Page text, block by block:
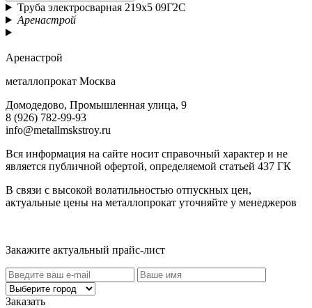
Труба электросварная 219х5 09Г2С
Аренастрой
Аренастрой
металлопрокат Москва
Домодедово, Промышленная улица, 9
8 (926) 782-99-93
info@metallmskstroy.ru
Вся информация на сайте носит справочный характер и не
является публичной офертой, определяемой статьей 437 ГК
В связи с высокой волатильностью отпускных цен,
актуальные цены на металлопрокат уточняйте у менеджеров
Закажите актуальный прайс-лист
Заказать